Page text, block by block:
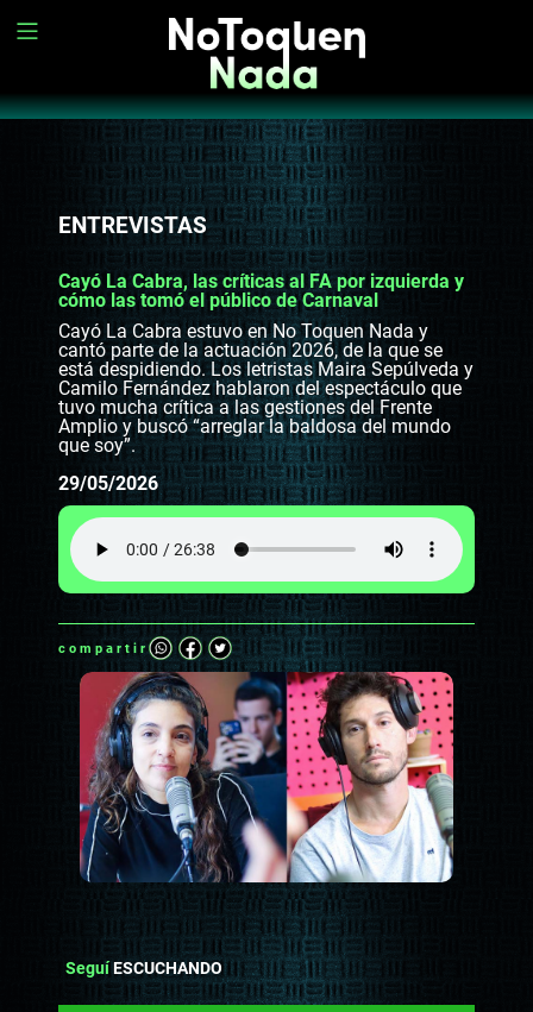
ENTREVISTAS
Cayó La Cabra, las críticas al FA por izquierda y
cómo las tomó el público de Carnaval
Cayó La Cabra estuvo en No Toquen Nada y
cantó parte de la actuación 2026, de la que se
está despidiendo. Los letristas Maira Sepúlveda y
Camilo Fernández hablaron del espectáculo que
tuvo mucha crítica a las gestiones del Frente
Amplio y buscó “arreglar la baldosa del mundo
que soy”.
29/05/2026
compartir
SeguíESCUCHANDO